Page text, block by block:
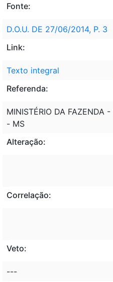
Fonte:
D.O.U. DE 27/06/2014, P. 3
Link:
Texto integral
Referenda:
MINISTÉRIO DA FAZENDA
- MS
Alteração:
Correlação:
Veto:
---